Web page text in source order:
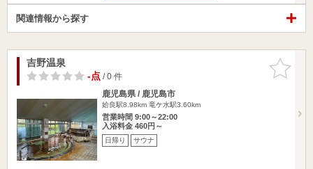
関連情報から探す
お気に入
りに追加
吉野温泉
-点/ 0 件
鹿児島県 / 鹿児島市
姶良駅8.98km 竜ケ水駅3.60km
営業時間 9:00～22:00
入浴料金 460円～
日帰り サウナ